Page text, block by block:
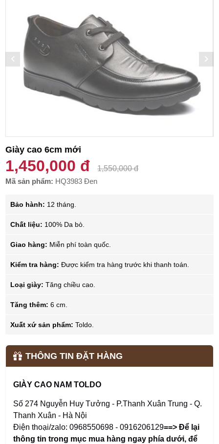
Giày cao 6cm mới
1,450,000 đ
1,550,000 đ
Mã sản phẩm: HQ3983 Đen
Bảo hành: 12 tháng.
Chất liệu: 100% Da bò.
Giao hàng: Miễn phí toàn quốc.
Kiểm tra hàng: Được kiểm tra hàng trước khi thanh toán.
Loại giày: Tăng chiều cao.
Tăng thêm: 6 cm.
Xuất xứ sản phẩm: Toldo.
THÔNG TIN ĐẶT HÀNG
GIÀY CAO NAM TOLDO
Số 274 Nguyễn Huy Tưởng - P.Thanh Xuân Trung - Q.
Thanh Xuân - Hà Nội
Điện thoại/zalo: 0968550698 - 0916206129==> Để lại
thông tin trong mục mua hàng ngay phía dưới,để